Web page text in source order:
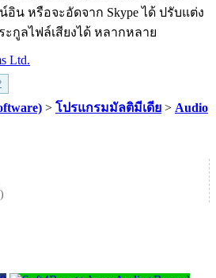
น หรือจะอัดจาก Skype ได้ ปรับแต่ง
กูลไฟล์เสียงได้ หลากหลาย
Ltd.
> โปรแกรมมัลติมีเดีย > Audio